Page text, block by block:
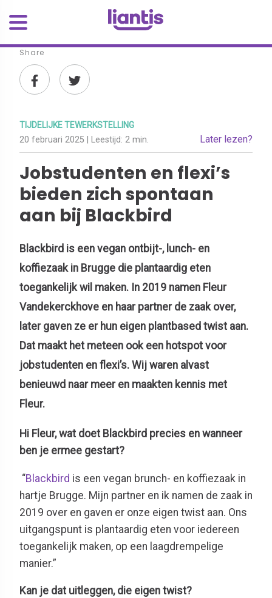
Share
TIJDELIJKE TEWERKSTELLING
20 februari 2025 | Leestijd: 2 min. Later lezen?
Jobstudenten en flexi’s
bieden zich spontaan
aan bij Blackbird
Blackbird is een vegan ontbijt-, lunch- en
koffiezaak in Brugge die plantaardig eten
toegankelijk wil maken. In 2019 namen Fleur
Vandekerckhove en haar partner de zaak over,
later gaven ze er hun eigen plantbased twist aan.
Dat maakt het meteen ook een hotspot voor
jobstudenten en flexi’s. Wij waren alvast
benieuwd naar meer en maakten kennis met
Fleur.
Hi Fleur, wat doet Blackbird precies en wanneer
ben je ermee gestart?
“Blackbird is een vegan brunch- en koffiezaak in
hartje Brugge. Mijn partner en ik namen de zaak in
2019 over en gaven er onze eigen twist aan. Ons
uitgangspunt is plantaardig eten voor iedereen
toegankelijk maken, op een laagdrempelige
manier.”
Kan je dat uitleggen, die eigen twist?